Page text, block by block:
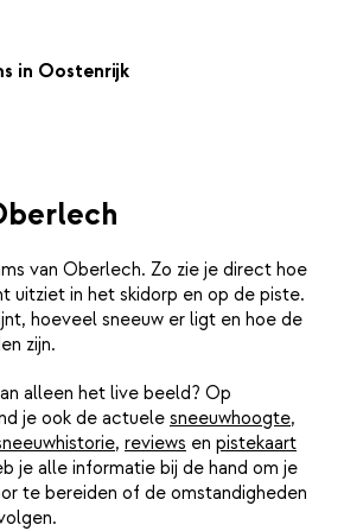
in Oostenrijk
van Oberlech. Zo zie je direct hoe
uitziet in het skidorp en op de piste.
hoeveel sneeuw er ligt en hoe de
zijn.
alleen het live beeld? Op
je ook de actuele sneeuwhoogte,
, reviews en pistekaart
je alle informatie bij de hand om je
te bereiden of de omstandigheden